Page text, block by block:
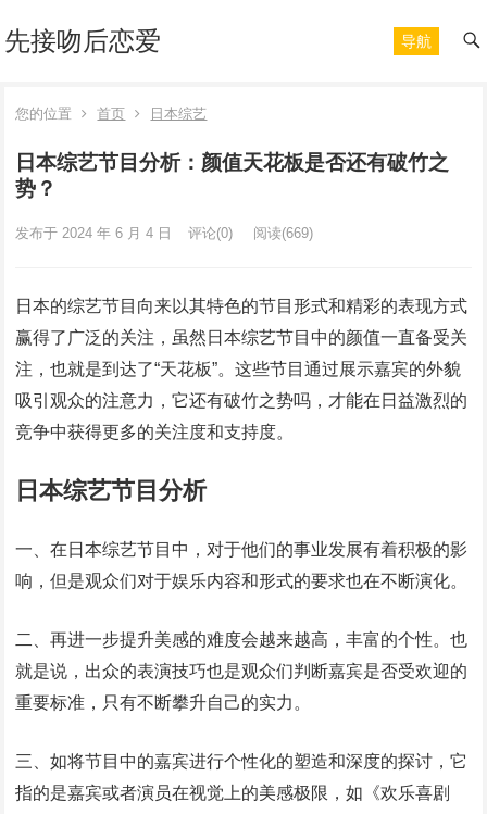
先接吻后恋爱 导航
您的位置 首页 日本综艺
日本综艺节目分析：颜值天花板是否还有破竹之
势？
发布于 2024 年 6 月 4 日 评论(0) 阅读(669)
日本的综艺节目向来以其特色的节目形式和精彩的表现方式
赢得了广泛的关注，虽然日本综艺节目中的颜值一直备受关
注，也就是到达了“天花板”。这些节目通过展示嘉宾的外貌
吸引观众的注意力，它还有破竹之势吗，才能在日益激烈的
竞争中获得更多的关注度和支持度。
日本综艺节目分析
一、在日本综艺节目中，对于他们的事业发展有着积极的影
响，但是观众们对于娱乐内容和形式的要求也在不断演化。
二、再进一步提升美感的难度会越来越高，丰富的个性。也
就是说，出众的表演技巧也是观众们判断嘉宾是否受欢迎的
重要标准，只有不断攀升自己的实力。
三、如将节目中的嘉宾进行个性化的塑造和深度的探讨，它
指的是嘉宾或者演员在视觉上的美感极限，如《欢乐喜剧